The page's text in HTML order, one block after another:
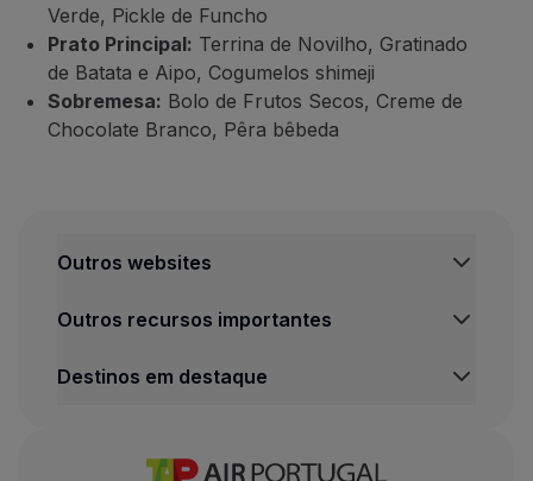
Verde, Pickle de Funcho
Prato Principal: Terrina de Novilho, Gratinado
de Batata e Aipo, Cogumelos shimeji
Sobremesa: Bolo de Frutos Secos, Creme de
Chocolate Branco, Pêra bêbeda
Outros websites
TAP Air Cargo
TAP Store
Outros recursos importantes
Condições de Transporte
Definições de cookies
Destinos em destaque
Voos Funchal